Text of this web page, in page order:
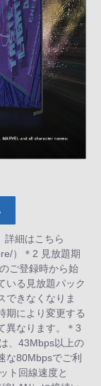
詳細はこちら
）＊2 見放題期
ご登録時から始
いる見放題パック
できなくなりま
期により変更する
異なります。＊3
、43Mbps以上の
な80Mbpsでご利
ト回線速度と